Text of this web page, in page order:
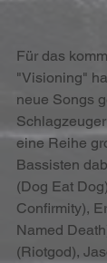
Für das
"Visioning"
neue Songs
eine Reihe
Bassisten
(Dog Eat
Confirmity),
Named
(Riotgod),